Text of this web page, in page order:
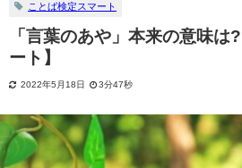
ことば検定スマート
「言葉のあや」本来の意味は
ート】
2022年5月18日 3分47秒